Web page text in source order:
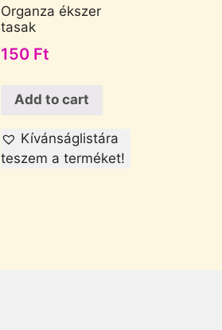
Organza ékszer
tasak
150 Ft
Add to cart
Kívánságlistára
teszem a terméket!